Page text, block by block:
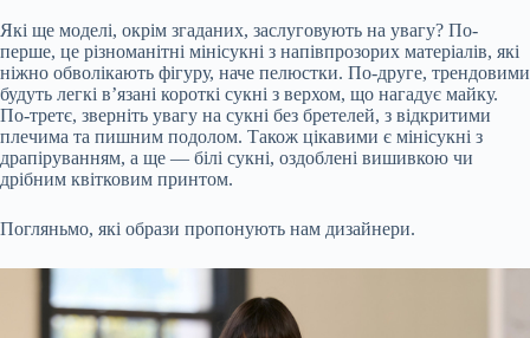
Які ще моделі, окрім згаданих, заслуговують на увагу? По-
перше, це різноманітні мінісукні з напівпрозорих матеріалів, які
ніжно обволікають фігуру, наче пелюстки. По-друге, трендовими
будуть легкі в’язані короткі сукні з верхом, що нагадує майку.
По-третє, зверніть увагу на сукні без бретелей, з відкритими
плечима та пишним подолом. Також цікавими є мінісукні з
драпіруванням, а ще — білі сукні, оздоблені вишивкою чи
дрібним квітковим принтом.
Погляньмо, які образи пропонують нам дизайнери.